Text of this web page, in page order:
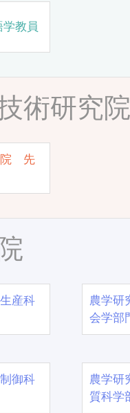
教員
術研究
院 先
産科
農学
会学部
御科
農学
質科学